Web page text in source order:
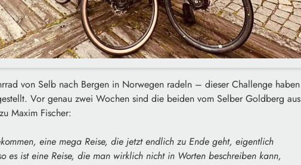
von Selb nach Bergen in Norwegen radeln – dieser Challenge haben
Vor genau zwei Wochen sind die beiden vom Selber Goldberg aus
Maxim Fischer:
eine mega Reise, die jetzt endlich zu Ende geht, eigentlich
es ist eine Reise, die man wirklich nicht in Worten beschreiben kann,